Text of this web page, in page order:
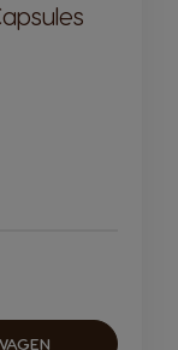
capsule